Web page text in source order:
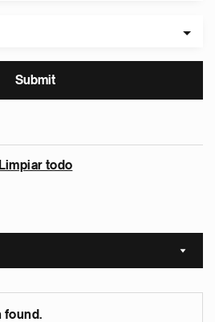
Limpiar todo
Sort
found.